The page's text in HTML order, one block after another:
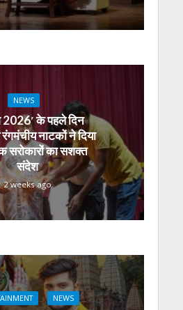
NEWS
2026′ के पहले दिन
नाटकों ने दिया
सरोकारों का सशक्त
संदेश
2 weeks ago
NEWS